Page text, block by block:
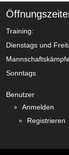
Training:
Dienstags und
Sonntags
Benutzer
Anmelden
Registrieren